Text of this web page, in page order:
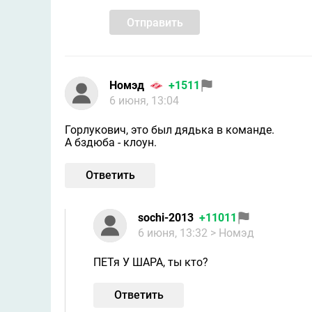
Отправить
Номэд
+1511
6 июня, 13:04
Горлукович, это был дядька в команде.
А бздюба - клоун.
Ответить
sochi-2013 +11011
6 июня, 13:32 > Номэд
ПЕТя У ШАРА, ты кто?
Ответить